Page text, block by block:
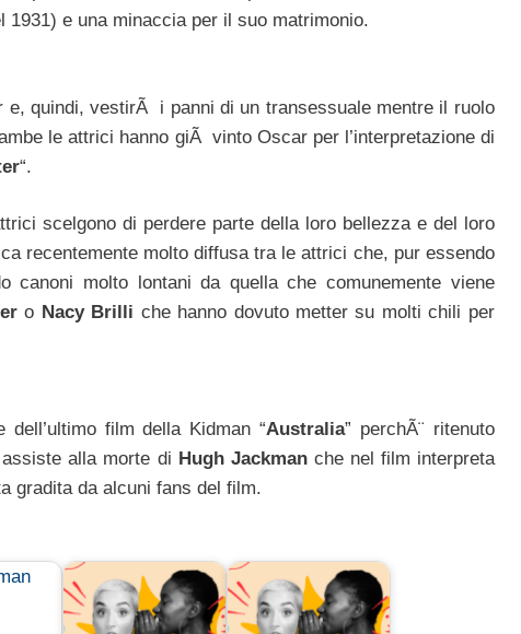
1931) e una minaccia per il suo matrimonio.
quindi, vestirÃ i panni di un transessuale mentre il ruolo
le attrici hanno giÃ vinto Oscar per l’interpretazione di
“.
scelgono di perdere parte della loro bellezza e del loro
recentemente molto diffusa tra le attrici che, pur essendo
canoni molto lontani da quella che comunemente viene
o Nacy Brilli che hanno dovuto metter su molti chili per
film della Kidman “Australia” perchÃ¨ ritenuto
alla morte di Hugh Jackmanche nel film interpreta
gradita da alcuni fans del film.